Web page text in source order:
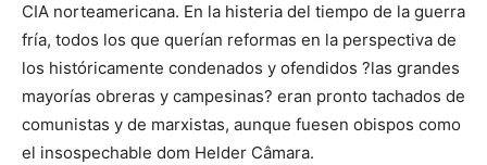
CIA norteamericana. En la histeria del tiempo de la guerra
fría, todos los que querían reformas en la perspectiva de
los históricamente condenados y ofendidos ?las grandes
mayorías obreras y campesinas? eran pronto tachados de
comunistas y de marxistas, aunque fuesen obispos como
el insospechable dom Helder Câmara.